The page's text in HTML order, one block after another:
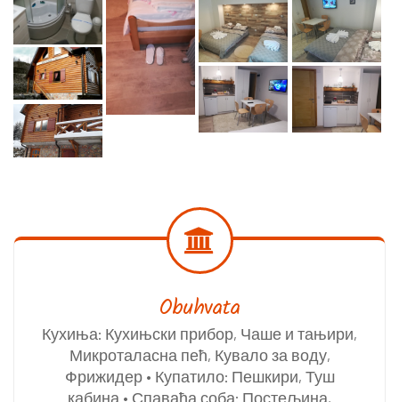
Obuhvata
Кухиња: Кухињски прибор, Чаше и тањири,
Микроталасна пећ, Кувало за воду,
Фрижидер • Купатило: Пешкири, Туш
кабина • Спаваћа соба: Постељина,